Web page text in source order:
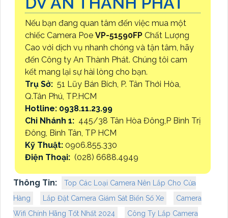
Nếu bạn đang quan tâm đến việc mua một
chiếc Camera Poe VP-51590FP Chất Lượng
Cao với dịch vụ nhanh chóng và tận tâm, hãy
đến Công ty An Thành Phát. Chúng tôi cam
kết mang lại sự hài lòng cho bạn.
Trụ Sở: 51 Lũy Bán Bích, P. Tân Thới Hòa,
Q.Tân Phú, TP.HCM
Hotline: 0938.11.23.99
Chi Nhánh 1: 445/38 Tân Hòa Đông,P Bình Trị
Đông, Bình Tân, TP HCM
Kỹ Thuật: 0906.855.330
Điện Thoại: (028) 6688.4949
Thông Tin:
Top Các Loại Camera Nên Lắp Cho Cửa
Hàng
Lắp Đặt Camera Giám Sát Biển Số Xe
Camera
Wifi Chính Hãng Tốt Nhất 2024
Công Ty Lắp Camera